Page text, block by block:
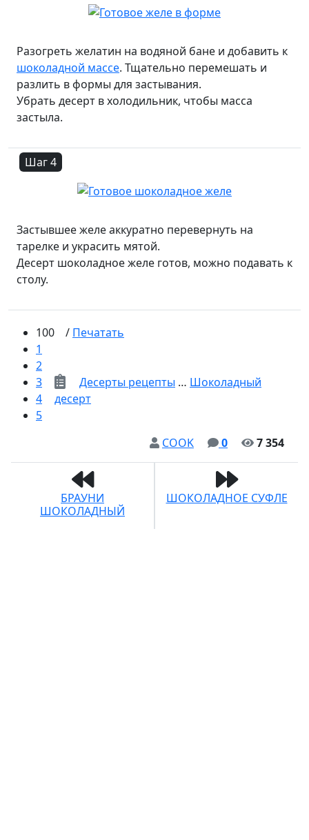
Разогреть желатин на водяной бане и добавить к
шоколадной массе. Тщательно перемешать и
разлить в формы для застывания.
Убрать десерт в холодильник, чтобы масса
застыла.
Шаг 4
Застывшее желе аккуратно перевернуть на
тарелке и украсить мятой.
Десерт шоколадное желе готов, можно подавать к
столу.
100
1
2
3
4
5
COOK
0 7 354
/ Печатать
Десерты рецепты … Шоколадный
десерт
БРАУНИ
ШОКОЛАДНЫЙ
ШОКОЛАДНОЕ СУФЛЕ